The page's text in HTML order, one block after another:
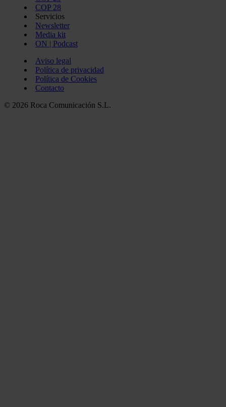
COP 28
Servicios
Newsletter
Media kit
ON | Podcast
Aviso legal
Política de privacidad
Política de Cookies
Contacto
© 2026 Roca Comunicación S.L.